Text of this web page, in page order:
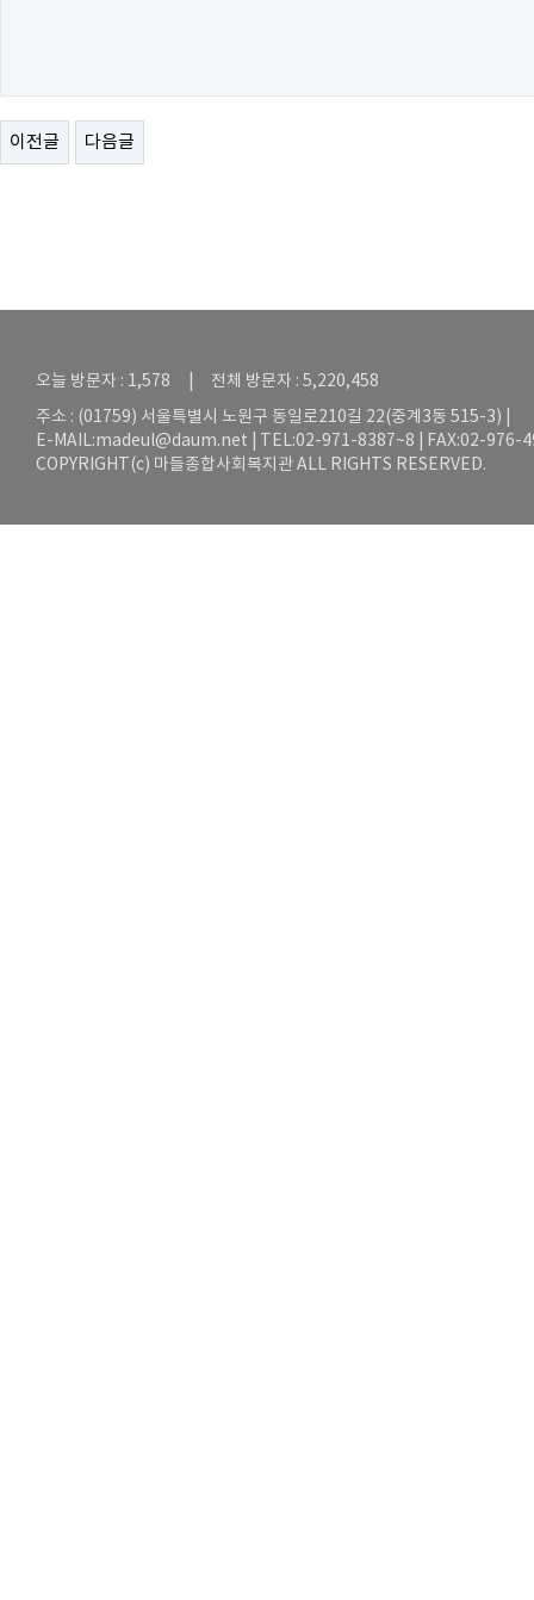
이전글 다음글
오늘 방문자 : 1,578 | 전체 방문자 : 5,220,458
주소 : (01759) 서울특별시 노원구 동일로210길 22(중계3동 515-3) |
E-MAIL:madeul@daum.net | TEL:02-971-8387~8 | FAX:02-976-
COPYRIGHT(c) 마들종합사회복지관 ALL RIGHTS RESERVED.